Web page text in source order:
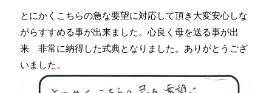
とにかくこちらの急な要望に対応して頂き大変安心しな
がらすすめる事が出来ました。心良く母を送る事が出
来 非常に納得した式典となりました。ありがとうござ
いました。